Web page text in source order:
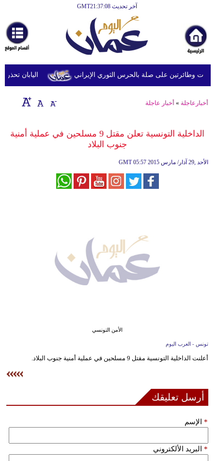
آخر تحديث GMT21:37:08
أخبارعاجلة
رياضة
ثقافة
إقتصاد
وموسيقى
وتكنولوجيا
مدوَّنات
أبراج
اليابان تحذر من على صلة بالحرس الثوري الإيراني
أخبارعاجلة » أخبار عاجلة
الداخلية التونسية تعلن مقتل 9 مسلحين في عملية أمنية
جنوب البلاد
GMT 05:57 2015 الأحد ,29 آذار/ مارس
الأمن التونسي
تونس - العرب اليوم
أعلنت الداخلية التونسية مقتل 9 مسلحين في عملية أمنية جنوب البلاد.
أرسل تعليقك
الإسم *
البريد الألكتروني *